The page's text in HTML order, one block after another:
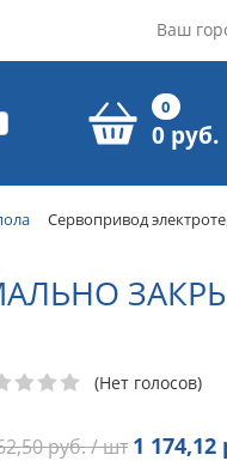
Ваш
0
0 руб.
Сервопривод
(Нет голосов)
руб. / шт 1 174,12